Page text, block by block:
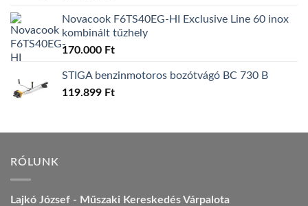
Novacook F6TS40EG-HI Exclusive Line 60 inox
kombinált tűzhely
170.000 Ft
STIGA benzinmotoros bozótvágó BC 730 B
119.899 Ft
RÓLUNK
Lajkó József - Műszaki Kereskedés Várpalota